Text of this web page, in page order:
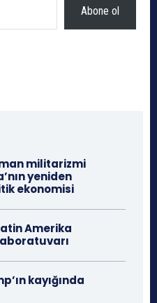
Abone ol
militarizmi
yeniden
ekonomisi
Amerika
kayığında